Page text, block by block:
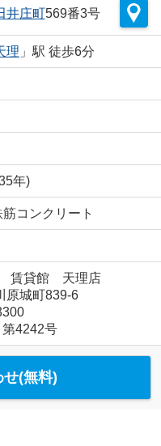
井庄町569番3号
理 」駅 徒歩6分
年)
コンクリート
賃貸館 天理店
原城町839-6
4242号
せ(無料)